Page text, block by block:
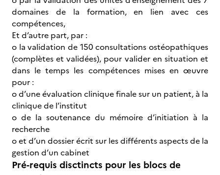
domaines de la formation, en lien avec ces
compétences,
Et d’autre part, par :
o la validation de 150 consultations ostéopathiques
(complètes et validées), pour valider en situation et
dans le temps les compétences mises en œuvre
pour :
o d’une évaluation clinique finale sur un patient, à la
clinique de l’institut
o de la soutenance du mémoire d’initiation à la
recherche
o et d’un dossier écrit sur les différents aspects de la
gestion d’un cabinet
Pré-requis disctincts pour les blocs de